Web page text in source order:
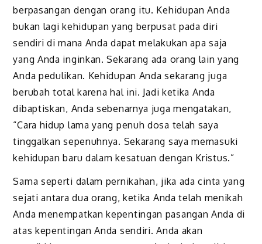
berpasangan dengan orang itu. Kehidupan Anda
bukan lagi kehidupan yang berpusat pada diri
sendiri di mana Anda dapat melakukan apa saja
yang Anda inginkan. Sekarang ada orang lain yang
Anda pedulikan. Kehidupan Anda sekarang juga
berubah total karena hal ini. Jadi ketika Anda
dibaptiskan, Anda sebenarnya juga mengatakan,
“Cara hidup lama yang penuh dosa telah saya
tinggalkan sepenuhnya. Sekarang saya memasuki
kehidupan baru dalam kesatuan dengan Kristus.”
Sama seperti dalam pernikahan, jika ada cinta yang
sejati antara dua orang, ketika Anda telah menikah
Anda menempatkan kepentingan pasangan Anda di
atas kepentingan Anda sendiri. Anda akan